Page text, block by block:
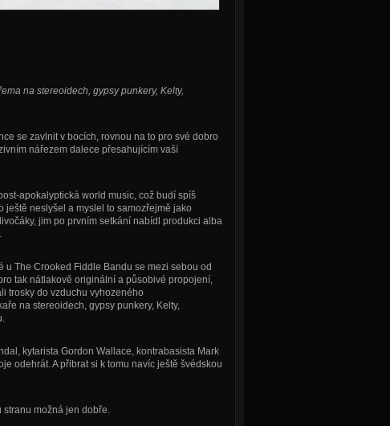
na stereoidech, gypsy punkery, Kelty,
se zavlnit v bocích, rovnou na to pro své dobro
nářezem dalece přesahujícím vaší
apokalyptická world music, což budí spíš
neslyšel a myslel to samozřejmě jako
jim po prvním setkání nabídl produkci alba
The Crooked Fiddle Bandu se mezi sebou od
tak nátlakově originální a působivé propojení,
trosky do vzduchu vyhozeného
na stereoidech, gypsy punkery, Kelty,
kytarista Gordon Wallace, kontrabasista Mark
odehrát. A přibrat si k tomu navíc ještě švédskou
možná jen dobře.